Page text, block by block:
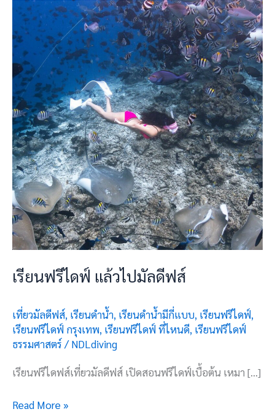
เรียนฟรีไดฟ์ แล้วไปมัลดีฟส์
เที่ยวมัลดีฟส์, เรียนดำน้ำ, เรียนดำน้ำมีกี่แบบ, เรียนฟรีไดฟ์,
เรียนฟรีไดฟ์ กรุงเทพ, เรียนฟรีไดฟ์ ที่ไหนดี, เรียนฟรีไดฟ์
ธรรมศาสตร์/NDLdiving
เรียนฟรีไดฟส์เที่ยวมัลดีฟส์ เปิดสอนฟรีไดฟ์เบื้อต้น เหมา […]
เรียน
ฟรี
ไดฟ์
แล้ว
ไป
มัลดีฟ
ส์
Read More »